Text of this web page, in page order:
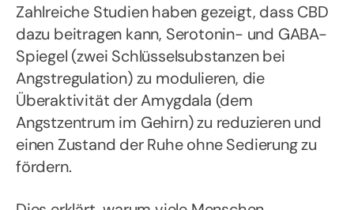
Zahlreiche Studien haben gezeigt, dass CBD
dazu beitragen kann, Serotonin- und GABA-
Spiegel (zwei Schlüsselsubstanzen bei
Angstregulation) zu modulieren, die
Überaktivität der Amygdala (dem
Angstzentrum im Gehirn) zu reduzieren und
einen Zustand der Ruhe ohne Sedierung zu
fördern.